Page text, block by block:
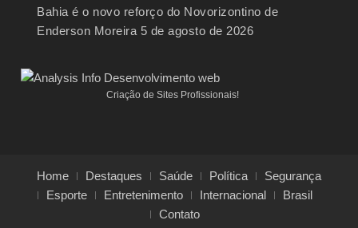
Bahia é o novo reforço do Novorizontino de
Enderson Moreira 5 de agosto de 2026
Criação de Sites Profissionais!
Home Destaques Saúde Política
Segurança
Esporte
Entretenimento Internacional
Brasil
Contato